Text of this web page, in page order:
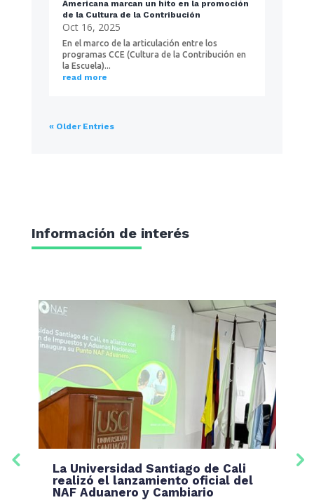
Americana marcan un hito en la promoción
de la Cultura de la Contribución
Oct 16, 2025
En el marco de la articulación entre los
programas CCE (Cultura de la Contribución en
la Escuela)...
read more
« Older Entries
Información de interés
La Universidad Santiago de Cali
realizó el lanzamiento oficial del
NAF Aduanero y Cambiario